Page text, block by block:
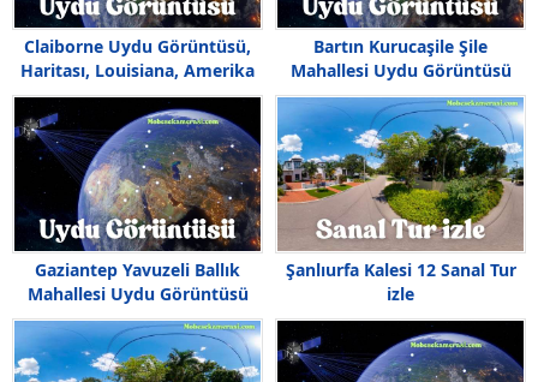
Claiborne Uydu Görüntüsü,
Haritası, Louisiana, Amerika
Bartın Kurucaşile Şile
Mahallesi Uydu Görüntüsü
Gaziantep Yavuzeli Ballık
Mahallesi Uydu Görüntüsü
Haritası
Şanlıurfa Kalesi 12 Sanal Tur
izle